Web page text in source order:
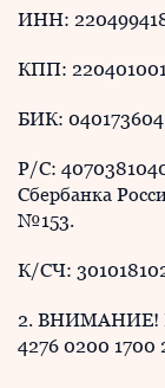
ИНН:
КПП:
БИК: 040173604
Р/С:
Сбербанка
№153.
К/СЧ:
2. ВНИМАНИЕ!
4276 0200 1700